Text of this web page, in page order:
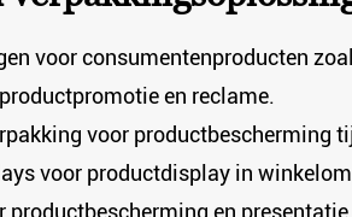
voor consumentenproducten
en reclame.
voor productbescherming
voor productdisplay in
productbescherming en presentatie